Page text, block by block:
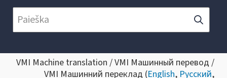
VMI Machine translation / VMI Машинный перевод /
VMI Машинний переклад (English, Русский,